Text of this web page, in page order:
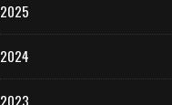
2025
2024
2023